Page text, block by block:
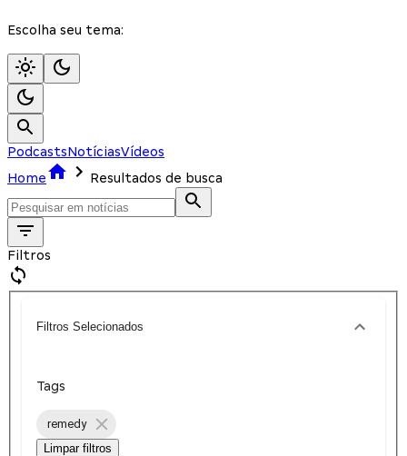
Escolha seu tema:
PodcastsNotíciasVídeos
Home
Resultados de busca
Filtros
Filtros Selecionados
Tags
remedy
Limpar filtros